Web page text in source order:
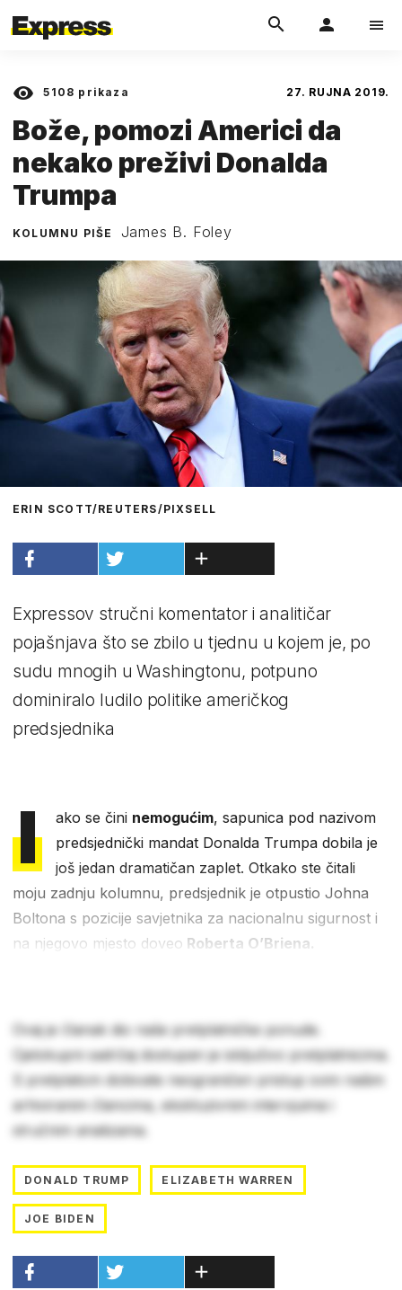
5108 prikaza 27. RUJNA 2019.
Bože, pomozi Americi da
nekako preživi Donalda
Trumpa
KOLUMNU PIŠE James B. Foley
ERIN SCOTT/REUTERS/PIXSELL
Expressov stručni komentator i analitičar
pojašnjava što se zbilo u tjednu u kojem je, po
sudu mnogih u Washingtonu, potpuno
dominiralo ludilo politike američkog
predsjednika
I ako se čini nemogućim, sapunica pod nazivom
predsjednički mandat Donalda Trumpa dobila je
još jedan dramatičan zaplet. Otkako ste čitali
moju zadnju kolumnu, predsjednik je otpustio Johna
Boltona s pozicije savjetnika za nacionalnu sigurnost i
na njegovo mjesto doveo Roberta O’Briena.
Ovaj je članak dio naše pretplatničke ponude.
Cjelokupni sadržaj dostupan je isključivo pretplatnicima.
S pretplatom dobivate neograničen pristup svim našim
arhiviranim člancima, ekskluzivnim intervjuima i
stručnim analizama.
DONALD TRUMP ELIZABETH WARREN
JOE BIDEN